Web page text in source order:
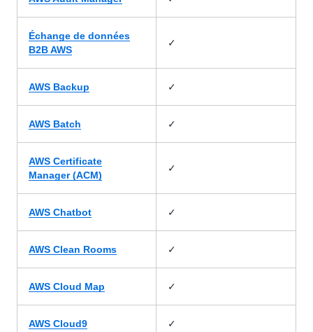
Échange de données
B2B AWS
✓
AWS Backup ✓
AWS Batch ✓
AWS Certificate
Manager (ACM)
✓
AWS Chatbot ✓
AWS Clean Rooms ✓
AWS Cloud Map ✓
AWS Cloud9 ✓